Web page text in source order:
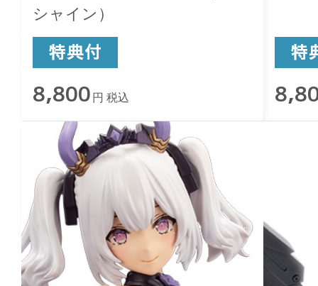
シャイン）
8,800 円 税込